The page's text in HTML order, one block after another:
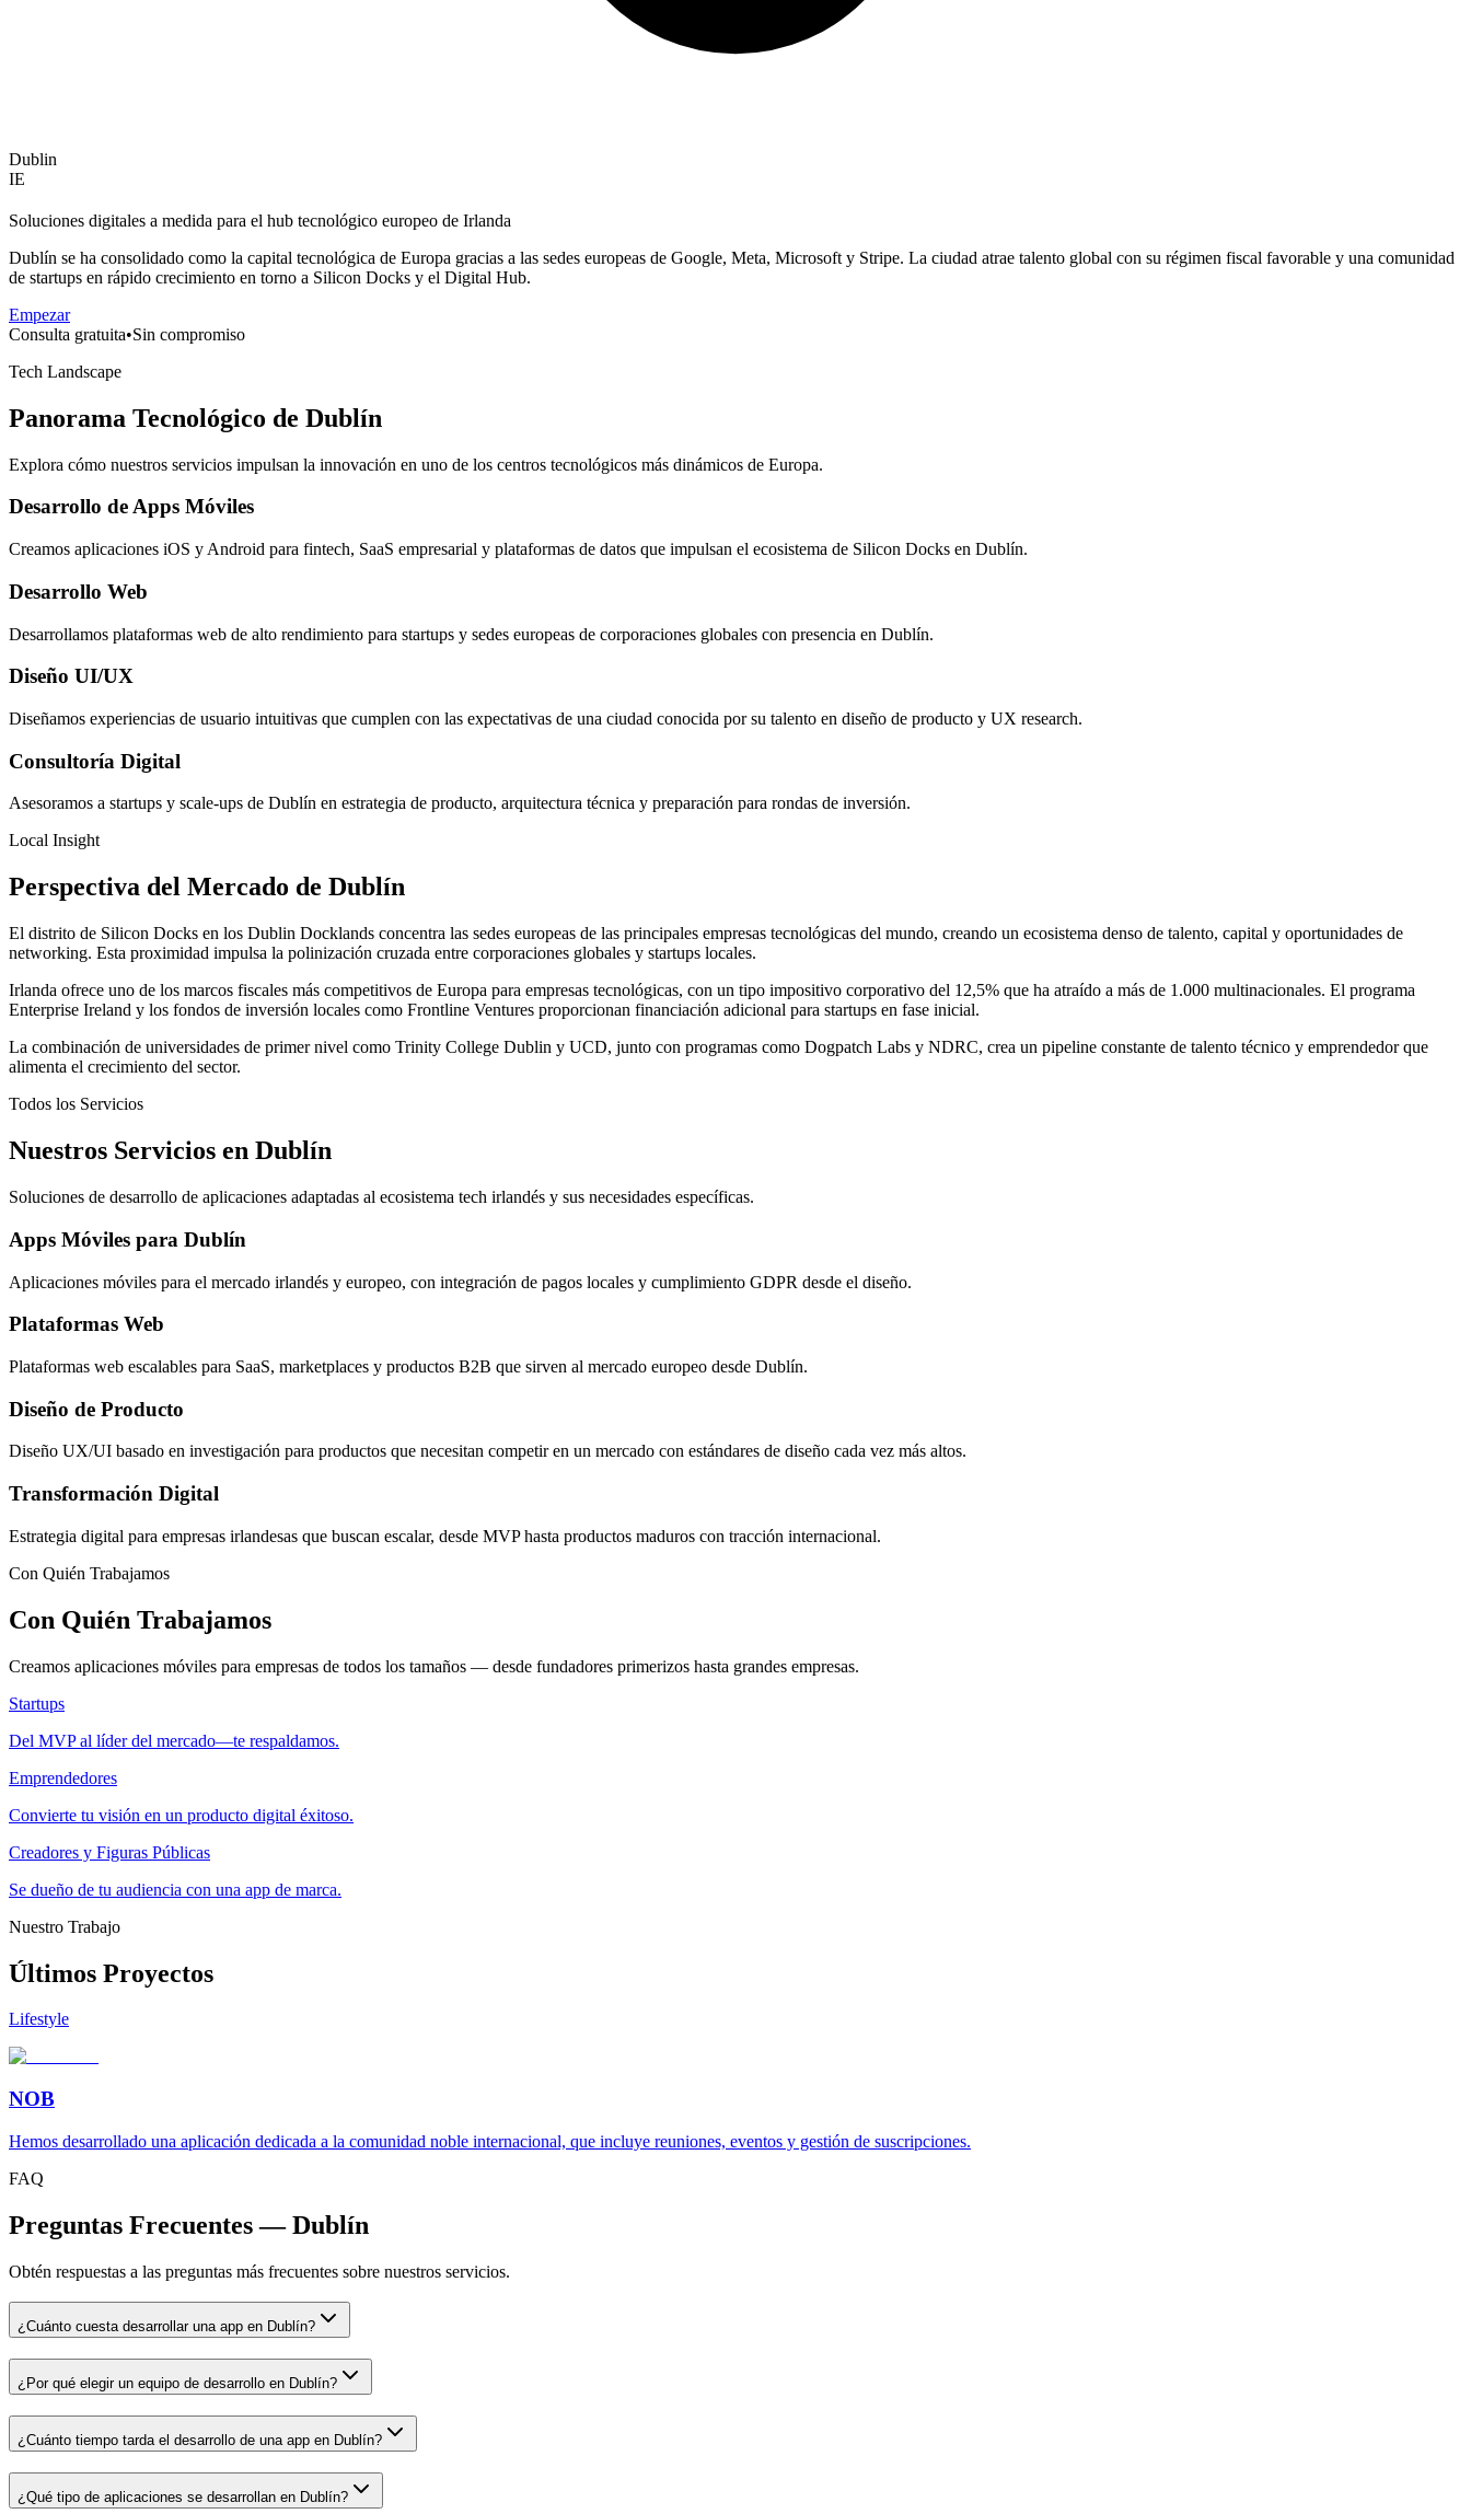
Dublin
IE
Soluciones digitales a medida para el hub tecnológico europeo de Irlanda
Dublín se ha consolidado como la capital tecnológica de Europa gracias a las sedes europeas de Google, Meta, Microsoft y Stripe. La ciudad atrae talento global con su régimen fiscal favorable y una comunidad
de startups en rápido crecimiento en torno a Silicon Docks y el Digital Hub.
Empezar
Consulta gratuita•Sin compromiso
Tech Landscape
Panorama Tecnológico de Dublín
Explora cómo nuestros servicios impulsan la innovación en uno de los centros tecnológicos más dinámicos de Europa.
Desarrollo de Apps Móviles
Creamos aplicaciones iOS y Android para fintech, SaaS empresarial y plataformas de datos que impulsan el ecosistema de Silicon Docks en Dublín.
Desarrollo Web
Desarrollamos plataformas web de alto rendimiento para startups y sedes europeas de corporaciones globales con presencia en Dublín.
Diseño UI/UX
Diseñamos experiencias de usuario intuitivas que cumplen con las expectativas de una ciudad conocida por su talento en diseño de producto y UX research.
Consultoría Digital
Asesoramos a startups y scale-ups de Dublín en estrategia de producto, arquitectura técnica y preparación para rondas de inversión.
Local Insight
Perspectiva del Mercado de Dublín
El distrito de Silicon Docks en los Dublin Docklands concentra las sedes europeas de las principales empresas tecnológicas del mundo, creando un ecosistema denso de talento, capital y oportunidades de
networking. Esta proximidad impulsa la polinización cruzada entre corporaciones globales y startups locales.
Irlanda ofrece uno de los marcos fiscales más competitivos de Europa para empresas tecnológicas, con un tipo impositivo corporativo del 12,5% que ha atraído a más de 1.000 multinacionales. El programa
Enterprise Ireland y los fondos de inversión locales como Frontline Ventures proporcionan financiación adicional para startups en fase inicial.
La combinación de universidades de primer nivel como Trinity College Dublin y UCD, junto con programas como Dogpatch Labs y NDRC, crea un pipeline constante de talento técnico y emprendedor que
alimenta el crecimiento del sector.
Todos los Servicios
Nuestros Servicios en Dublín
Soluciones de desarrollo de aplicaciones adaptadas al ecosistema tech irlandés y sus necesidades específicas.
Apps Móviles para Dublín
Aplicaciones móviles para el mercado irlandés y europeo, con integración de pagos locales y cumplimiento GDPR desde el diseño.
Plataformas Web
Plataformas web escalables para SaaS, marketplaces y productos B2B que sirven al mercado europeo desde Dublín.
Diseño de Producto
Diseño UX/UI basado en investigación para productos que necesitan competir en un mercado con estándares de diseño cada vez más altos.
Transformación Digital
Estrategia digital para empresas irlandesas que buscan escalar, desde MVP hasta productos maduros con tracción internacional.
Con Quién Trabajamos
Con Quién Trabajamos
Creamos aplicaciones móviles para empresas de todos los tamaños — desde fundadores primerizos hasta grandes empresas.
Startups
Del MVP al líder del mercado—te respaldamos.
Emprendedores
Convierte tu visión en un producto digital éxitoso.
Creadores y Figuras Públicas
Se dueño de tu audiencia con una app de marca.
Nuestro Trabajo
Últimos Proyectos
Lifestyle
NOB
Hemos desarrollado una aplicación dedicada a la comunidad noble internacional, que incluye reuniones, eventos y gestión de suscripciones.
FAQ
Preguntas Frecuentes — Dublín
Obtén respuestas a las preguntas más frecuentes sobre nuestros servicios.
¿Cuánto cuesta desarrollar una app en Dublín?
¿Por qué elegir un equipo de desarrollo en Dublín?
¿Cuánto tiempo tarda el desarrollo de una app en Dublín?
¿Qué tipo de aplicaciones se desarrollan en Dublín?